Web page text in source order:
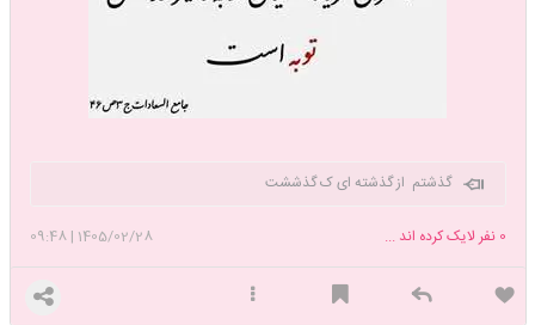
گذشتم از گذشته ای ک گذششت
1405/02/28
|
09:48 0 نفر لایک کرده اند ...